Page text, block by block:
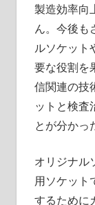
製造効率向
ん。今後も
ルソケット
要な役割を
信関連の技
ットと検査
とが分かっ
オリジナル
用ソケット
するために